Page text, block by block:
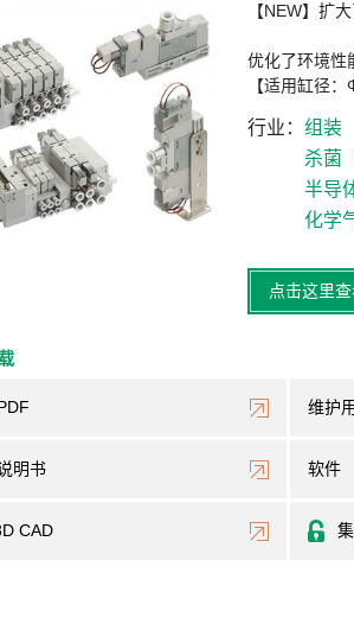
【NEW】扩
优化了环境性
【适用缸径
行业 组装
杀菌
半导
化学
点击这里
维护
明书 软件
CAD